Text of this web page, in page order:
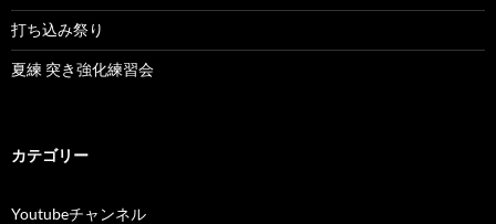
打ち込み祭り
夏練 突き強化練習会
カテゴリー
Youtubeチャンネル